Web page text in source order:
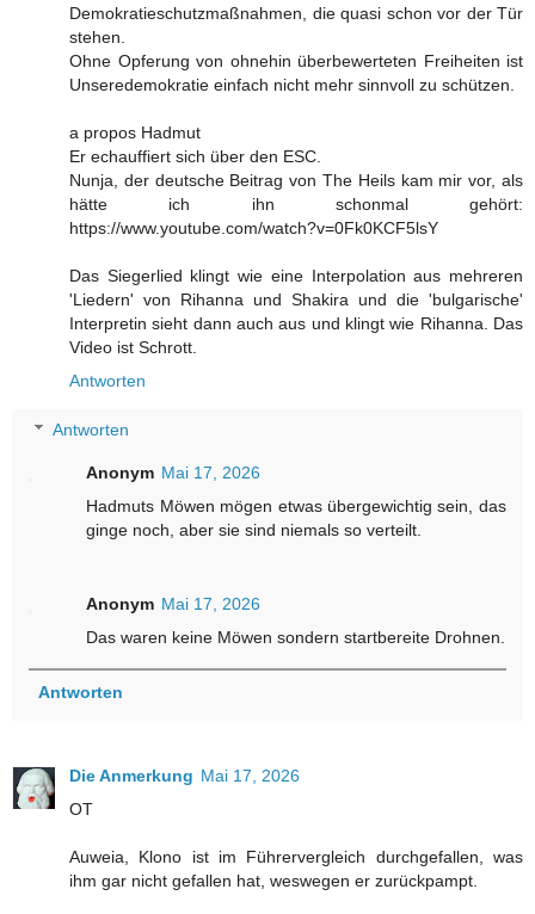
Demokratieschutzmaßnahmen, die quasi schon vor der Tür
stehen.
Ohne Opferung von ohnehin überbewerteten Freiheiten ist
Unseredemokratie einfach nicht mehr sinnvoll zu schützen.
a propos Hadmut
Er echauffiert sich über den ESC.
Nunja, der deutsche Beitrag von The Heils kam mir vor, als
hätte ich ihn schonmal gehört:
https://www.youtube.com/watch?v=0Fk0KCF5lsY
Das Siegerlied klingt wie eine Interpolation aus mehreren
'Liedern' von Rihanna und Shakira und die 'bulgarische'
Interpretin sieht dann auch aus und klingt wie Rihanna. Das
Video ist Schrott.
Antworten
Antworten
Anonym Mai 17, 2026
Hadmuts Möwen mögen etwas übergewichtig sein, das
ginge noch, aber sie sind niemals so verteilt.
Anonym Mai 17, 2026
Das waren keine Möwen sondern startbereite Drohnen.
Antworten
Die Anmerkung Mai 17, 2026
OT
Auweia, Klono ist im Führervergleich durchgefallen, was
ihm gar nicht gefallen hat, weswegen er zurückpampt.